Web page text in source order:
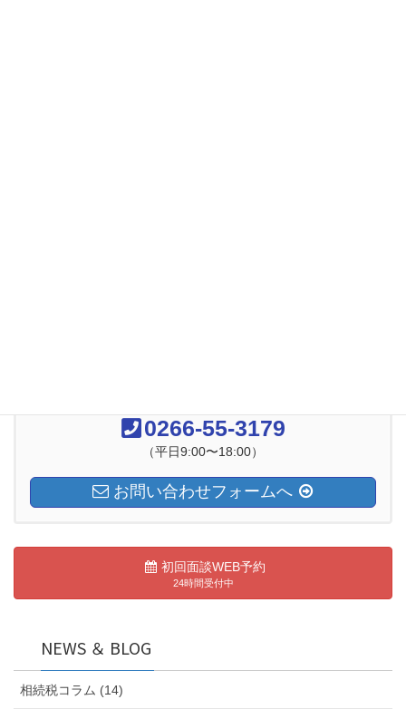
0266-55-3179
（平日9:00〜18:00）
お問い合わせフォームへ
初回面談WEB予約
24時間受付中
NEWS ＆ BLOG
相続税コラム (14)